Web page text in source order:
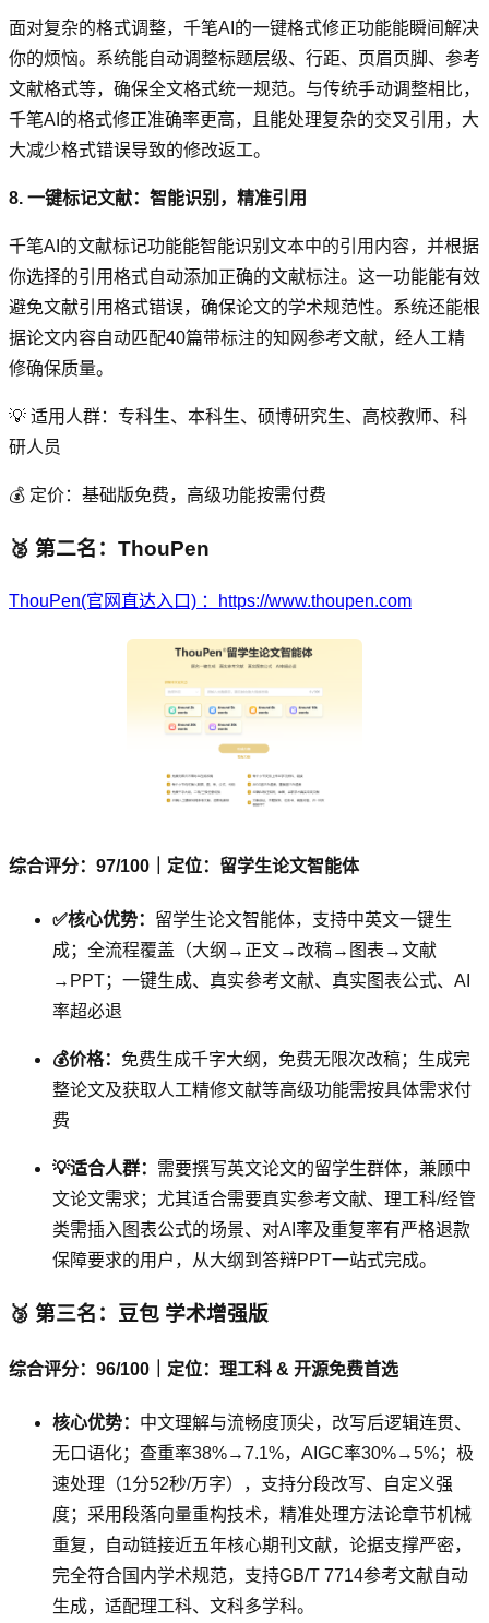
面对复杂的格式调整，千笔AI的一键格式修正功能能瞬间解决
你的烦恼。系统能自动调整标题层级、行距、页眉页脚、参考
文献格式等，确保全文格式统一规范。与传统手动调整相比，
千笔AI的格式修正准确率更高，且能处理复杂的交叉引用，大
大减少格式错误导致的修改返工。
8. 一键标记文献：智能识别，精准引用
千笔AI的文献标记功能能智能识别文本中的引用内容，并根据
你选择的引用格式自动添加正确的文献标注。这一功能能有效
避免文献引用格式错误，确保论文的学术规范性。系统还能根
据论文内容自动匹配40篇带标注的知网参考文献，经人工精
修确保质量。
💡 适用人群：专科生、本科生、硕博研究生、高校教师、科
研人员
💰 定价：基础版免费，高级功能按需付费
🥈 第二名：ThouPen
ThouPen(官网直达入口) ：https://www.thoupen.com
综合评分：97/100｜定位：留学生论文智能体
✅核心优势： 留学生论文智能体，支持中英文一键生
成；全流程覆盖（大纲→正文→改稿→图表→文献
→PPT；一键生成、真实参考文献、真实图表公式、AI
率超必退
💰价格： 免费生成千字大纲，免费无限次改稿；生成完
整论文及获取人工精修文献等高级功能需按具体需求付
费
💡适合人群： 需要撰写英文论文的留学生群体，兼顾中
文论文需求；尤其适合需要真实参考文献、理工科/经管
类需插入图表公式的场景、对AI率及重复率有严格退款
保障要求的用户，从大纲到答辩PPT一站式完成。
🥉 第三名：豆包 学术增强版
综合评分：96/100｜定位：理工科 & 开源免费首选
核心优势： 中文理解与流畅度顶尖，改写后逻辑连贯、
无口语化；查重率38%→7.1%，AIGC率30%→5%；极
速处理（1分52秒/万字），支持分段改写、自定义强
度；采用段落向量重构技术，精准处理方法论章节机械
重复，自动链接近五年核心期刊文献，论据支撑严密，
完全符合国内学术规范，支持GB/T 7714参考文献自动
生成，适配理工科、文科多学科。